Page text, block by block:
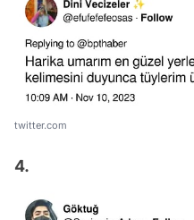
twitter.com
4.